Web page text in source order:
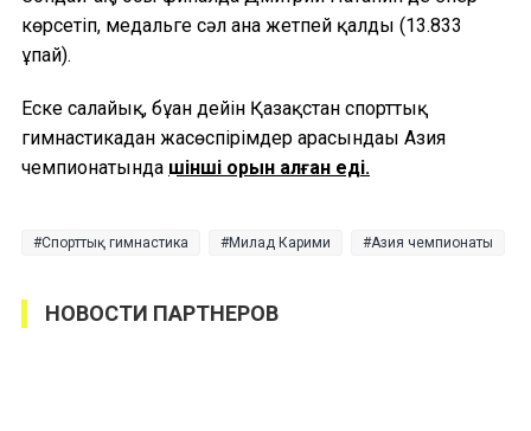
көрсетіп, медальге сәл ғана жетпей қалды (13.833
ұпай).
Еске салайық, бұған дейін Қазақстан спорттық
гимнастикадан жасөспірімдер арасындағы Азия
чемпионатында үшінші орын алған еді.
Спорттық гимнастика Милад Карими Азия чемпионаты
НОВОСТИ ПАРТНЕРОВ